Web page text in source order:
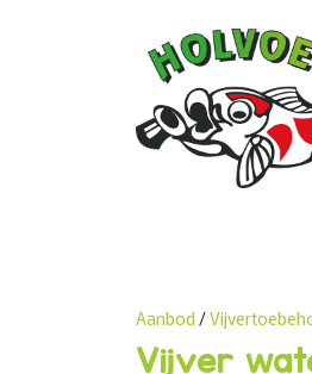
Vijver
Aanbod /